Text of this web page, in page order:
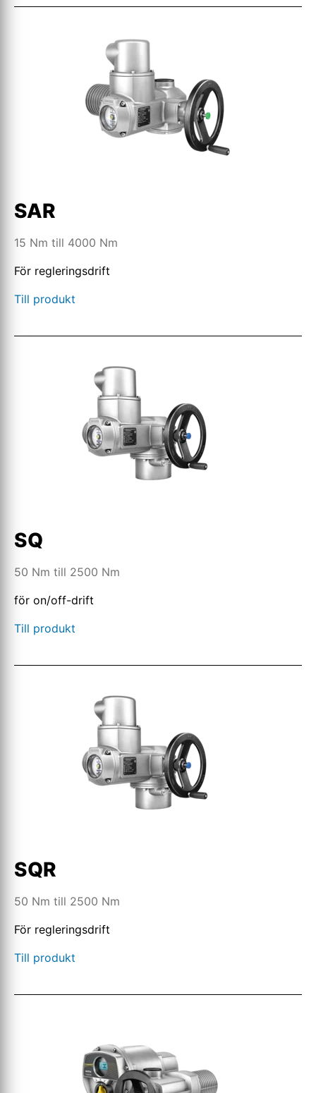
SAR
15 Nm till 4000 Nm
För regleringsdrift
Till produkt
SQ
50 Nm till 2500 Nm
för on/off-drift
Till produkt
SQR
50 Nm till 2500 Nm
För regleringsdrift
Till produkt